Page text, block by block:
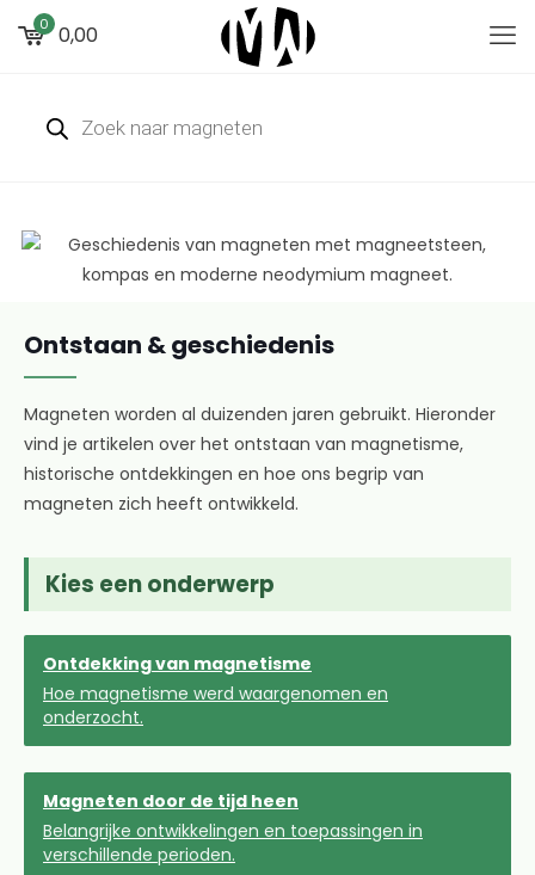
0 0,00
Ontstaan & geschiedenis
Magneten worden al duizenden jaren gebruikt. Hieronder
vind je artikelen over het ontstaan van magnetisme,
historische ontdekkingen en hoe ons begrip van
magneten zich heeft ontwikkeld.
Kies een onderwerp
Ontdekking van magnetisme
Hoe magnetisme werd waargenomen en
onderzocht.
Magneten door de tijd heen
Belangrijke ontwikkelingen en toepassingen in
verschillende perioden.